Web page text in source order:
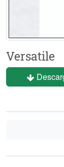
Versatile